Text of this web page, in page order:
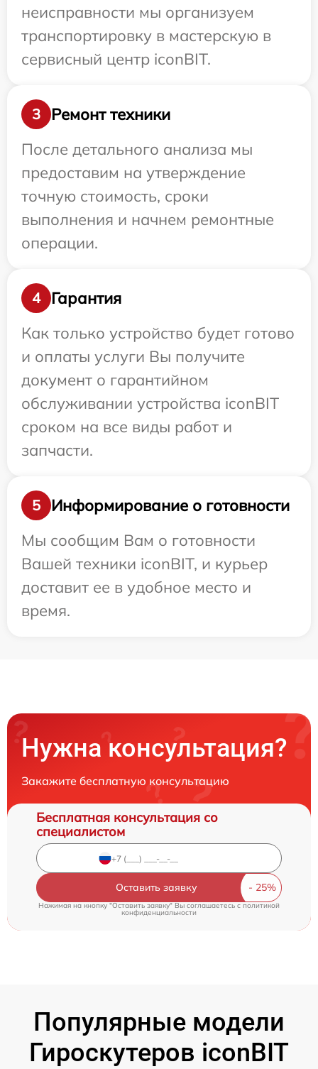
неисправности мы организуем
транспортировку в мастерскую в
сервисный центр iconBIT.
3
Ремонт техники
После детального анализа мы
предоставим на утверждение
точную стоимость, сроки
выполнения и начнем ремонтные
операции.
4
Гарантия
Как только устройство будет готово
и оплаты услуги Вы получите
документ о гарантийном
обслуживании устройства iconBIT
сроком на все виды работ и
запчасти.
5
Информирование о готовности
Мы сообщим Вам о готовности
Вашей техники iconBIT, и курьер
доставит ее в удобное место и
время.
Нужна консультация?
Закажите бесплатную консультацию
Бесплатная консультация со
специалистом
Оставить заявку
Нажимая на кнопку "Оставить заявку" Вы соглашаетесь c политикой
конфиденциальности
Популярные модели
Гироскутеров iconBIT